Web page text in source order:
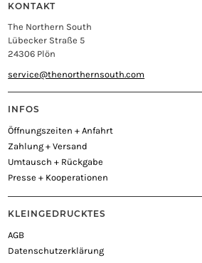
KONTAKT
The Northern South
Lübecker Straße 5
24306 Plön
service@thenorthernsouth.com
INFOS
Öffnungszeiten + Anfahrt
Zahlung + Versand
Umtausch + Rückgabe
Presse + Kooperationen
KLEINGEDRUCKTES
AGB
Datenschutzerklärung